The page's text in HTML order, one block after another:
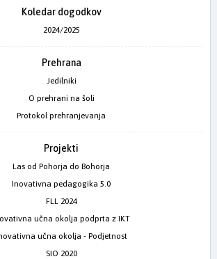
Koledar dogodkov
2024/2025
Prehrana
Jedilniki
O prehrani na šoli
Protokol prehranjevanja
Projekti
Las od Pohorja do Bohorja
Inovativna pedagogika 5.0
FLL 2024
učna okolja podprta z IKT
učna okolja - Podjetnost
SIO 2020